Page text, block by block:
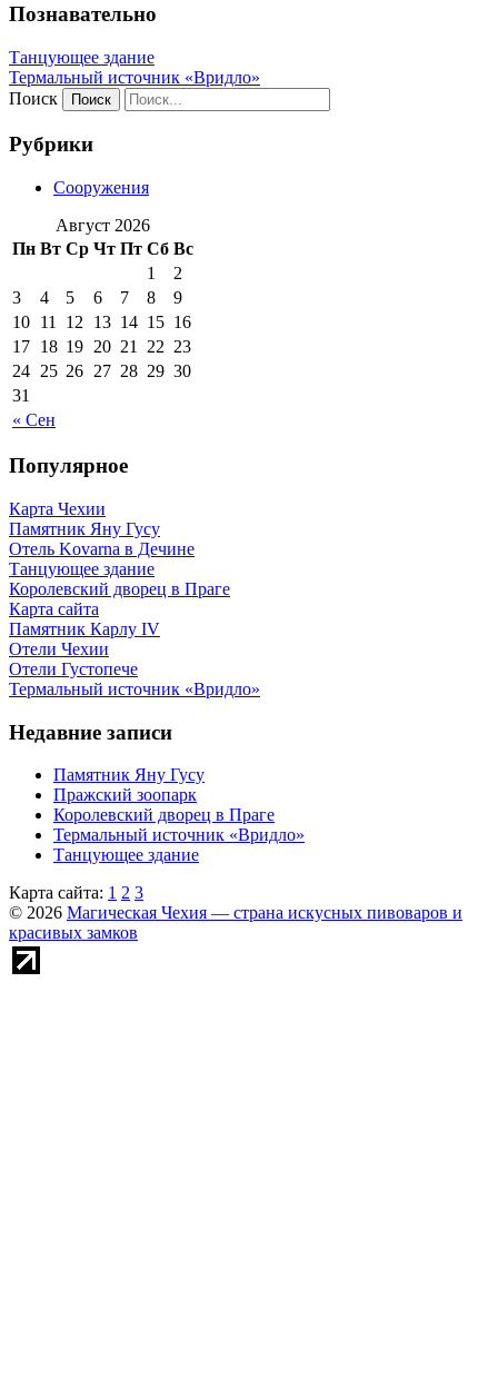
Познавательно
Танцующее здание
Термальный источник «Вридло»
Поиск
Рубрики
Сооружения
Август 2026
Пн Вт Ср Чт Пт Сб Вс
« Сен
1
2
3
4 5 6 7 8
9
10 11 12 13 14 15 16
17 18 19 20 21 22 23
24 25 26 27 28 29 30
31
Популярное
Карта Чехии
Памятник Яну Гусу
Отель Kovarna в Дечине
Танцующее здание
Королевский дворец в Праге
Карта сайта
Памятник Карлу IV
Отели Чехии
Отели Густопече
Термальный источник «Вридло»
Недавние записи
Памятник Яну Гусу
Пражский зоопарк
Королевский дворец в Праге
Термальный источник «Вридло»
Танцующее здание
Карта сайта: 1 2 3
© 2026 Магическая Чехия — страна искусных пивоваров и
красивых замков